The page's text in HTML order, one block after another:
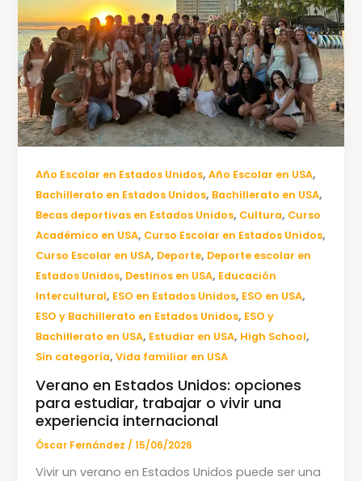
Año Escolar en Estados Unidos,Año Escolar en USA,
Bachillerato en Estados Unidos, Bachillerato en USA,
Becas deportivas en Estados Unidos, Cultura, Curso
Académico en USA, Curso Escolar en Estados Unidos,
Curso Escolar en USA, Deporte, Deporte escolar en
Estados Unidos, Destinos en USA, Educación
Intercultural, ESO en Estados Unidos, ESO en USA,
ESO y Bachillerato en Estados Unidos, ESO y
Bachillerato en USA, Estudiar en USA, High School,
Sin categoría,Vida familiar en USA
Verano en Estados Unidos: opciones
para estudiar, trabajar o vivir una
experiencia internacional
Óscar Fernández /15/06/2026
Vivir un verano en Estados Unidos puede ser una